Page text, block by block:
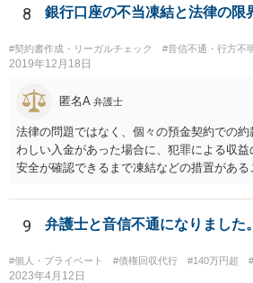
8 銀行口座の不当凍結と法律の限
#契約書作成・リーガルチェック #音信不通・行方不
2019年12月18日
匿名A 弁護士
法律の問題ではなく、個々の預金契約での
わしい入金があった場合に、犯罪による収益
安全が確認できるまで凍結などの措置があ
口座を開設している以上、応じざるを得ま
てみるとよいでしょう。
9 弁護士と音信不通になりました
#個人・プライベート #債権回収代行 #140万円超
2023年4月12日